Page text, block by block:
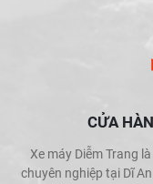
CỬA
Xe máy Diễm Trang
chuyên nghiệp tại Dĩ